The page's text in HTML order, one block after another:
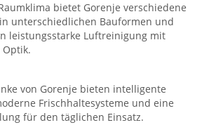
bietet Gorenje verschiedene
unterschiedlichen Bauformen und
leistungsstarke Luftreinigung mit
von Gorenje bieten intelligente
Frischhaltesysteme und eine
für den täglichen Einsatz.